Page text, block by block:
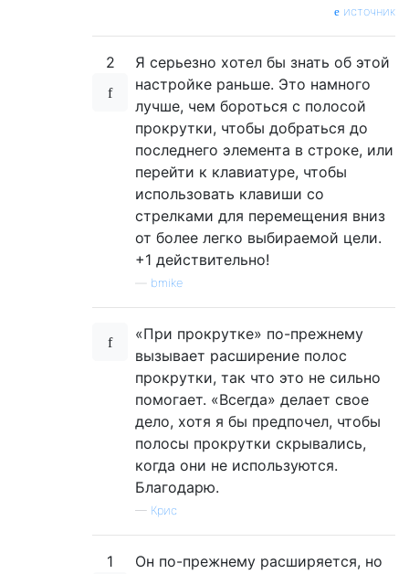
источник
2
Я серьезно хотел бы знать об этой
настройке раньше. Это намного
лучше, чем бороться с полосой
прокрутки, чтобы добраться до
последнего элемента в строке, или
перейти к клавиатуре, чтобы
использовать клавиши со
стрелками для перемещения вниз
от более легко выбираемой цели.
+1 действительно!
bmike
«При прокрутке» по-прежнему
вызывает расширение полос
прокрутки, так что это не сильно
помогает. «Всегда» делает свое
дело, хотя я бы предпочел, чтобы
полосы прокрутки скрывались,
когда они не используются.
Благодарю.
— Крис
1
Он по-прежнему расширяется, но